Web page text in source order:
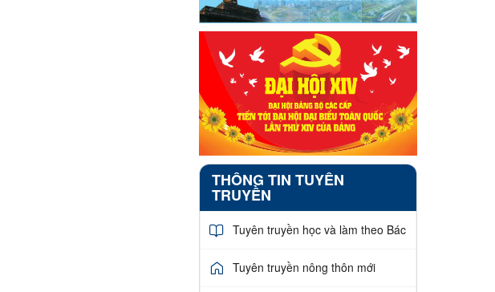
THÔNG TIN TUYÊN
TRUYỀN
Tuyên truyền học và làm theo Bác
Tuyên truyền nông thôn mới